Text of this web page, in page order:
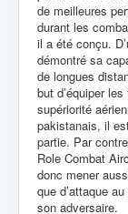
de meilleures
durant les
il a été conçu.
démontré sa
de longues
but d’équiper
supériorité
pakistanais, il
partie. Par
Role Combat
donc mener
que d’attaque
son adversaire.